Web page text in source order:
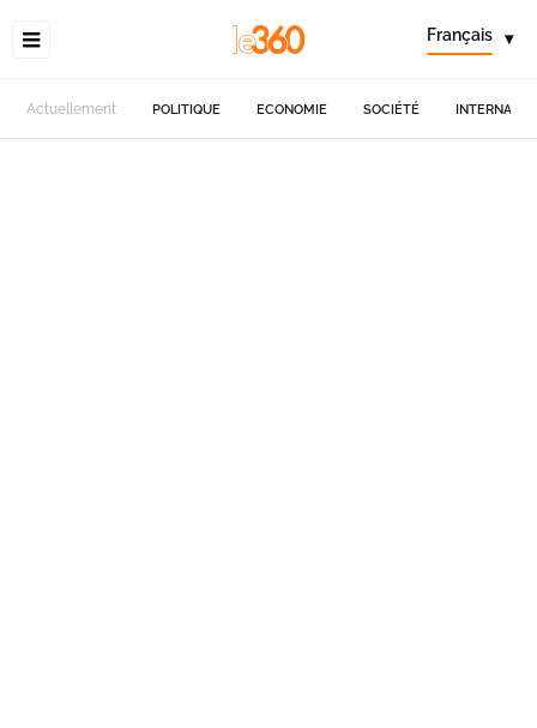
Français ▾
Actuellement POLITIQUE ECONOMIE SOCIÉTÉ